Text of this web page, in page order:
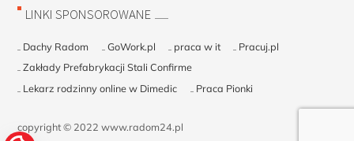
LINKI SPONSOROWANE
Dachy Radom GoWork.pl praca w it
Pracuj.pl
Zakłady Prefabrykacji Stali Confirme
Lekarz rodzinny online w Dimedic
Praca Pionki
copyright © 2022 www.radom24.pl